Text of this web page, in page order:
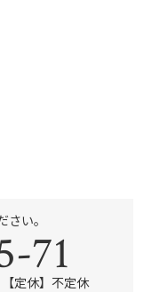
い。
71
定休】不定休